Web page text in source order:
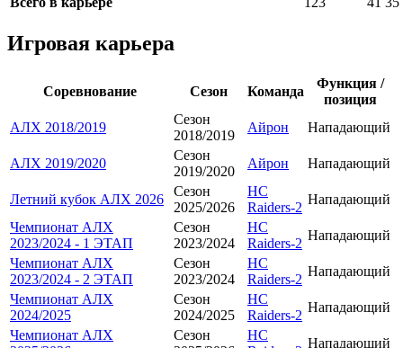
Игровая карьера
Соревнование Сезон Команда
Функция /
позиция
АЛХ 2018/2019
Сезон
2018/2019
Айрон Нападающий
АЛХ 2019/2020
Сезон
2019/2020
Айрон Нападающий
Летний кубок АЛХ 2026
Сезон
2025/2026
HC
Raiders-2
Нападающий
Чемпионат АЛХ
2023/2024 - 1 ЭТАП
Сезон
2023/2024
HC
Raiders-2
Нападающий
Чемпионат АЛХ
2023/2024 - 2 ЭТАП
Сезон
2023/2024
HC
Raiders-2
Нападающий
Чемпионат АЛХ
2024/2025
Сезон
2024/2025
HC
Raiders-2
Нападающий
Чемпионат АЛХ
Сезон
HC
Нападающий